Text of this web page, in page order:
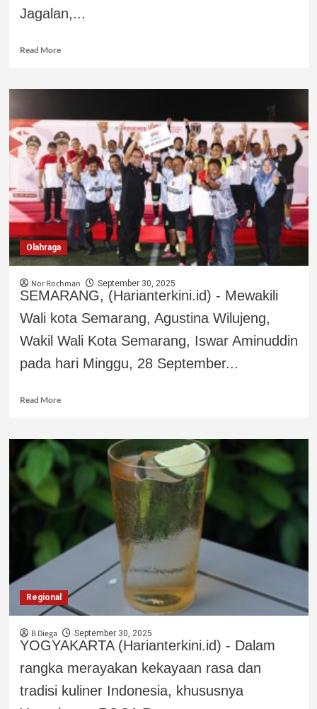
Jagalan,...
Read More
Olahraga
Nor Rochman September 30, 2025
SEMARANG, (Harianterkini.id) - Mewakili
Wali kota Semarang, Agustina Wilujeng,
Wakil Wali Kota Semarang, Iswar Aminuddin
pada hari Minggu, 28 September...
Read More
Regional
B Diega September 30, 2025
YOGYAKARTA (Harianterkini.id) - Dalam
rangka merayakan kekayaan rasa dan
tradisi kuliner Indonesia, khususnya